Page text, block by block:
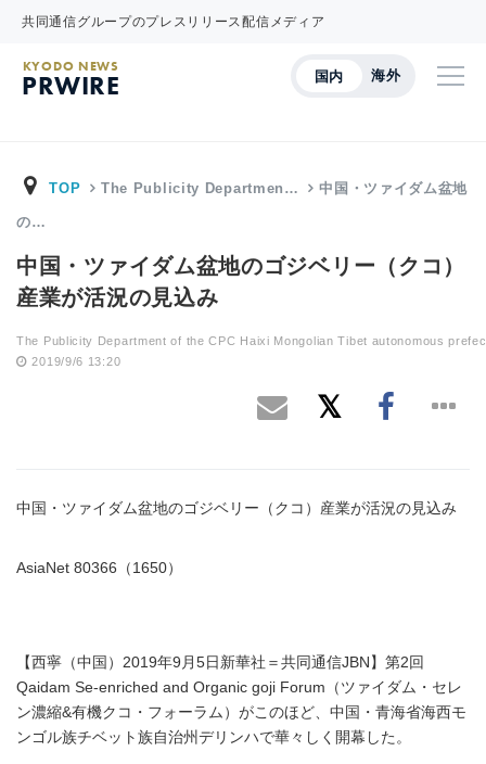
共同通信グループのプレスリリース配信メディア
国内 海外
KYODO NEWS
PRWIRE
TOP The Publicity Departmen… 中国・ツァイダム盆地
の…
中国・ツァイダム盆地のゴジベリー（クコ）
産業が活況の見込み
The Publicity Department of the CPC Haixi Mongolian Tibet autonomous
2019/9/6 13:20
中国・ツァイダム盆地のゴジベリー（クコ）産業が活況の見込み
AsiaNet 80366（1650）
【西寧（中国）2019年9月5日新華社＝共同通信JBN】第2回
Qaidam Se-enriched and Organic goji Forum（ツァイダム・セレ
ン濃縮&有機クコ・フォーラム）がこのほど、中国・青海省海西モ
ンゴル族チベット族自治州デリンハで華々しく開幕した。